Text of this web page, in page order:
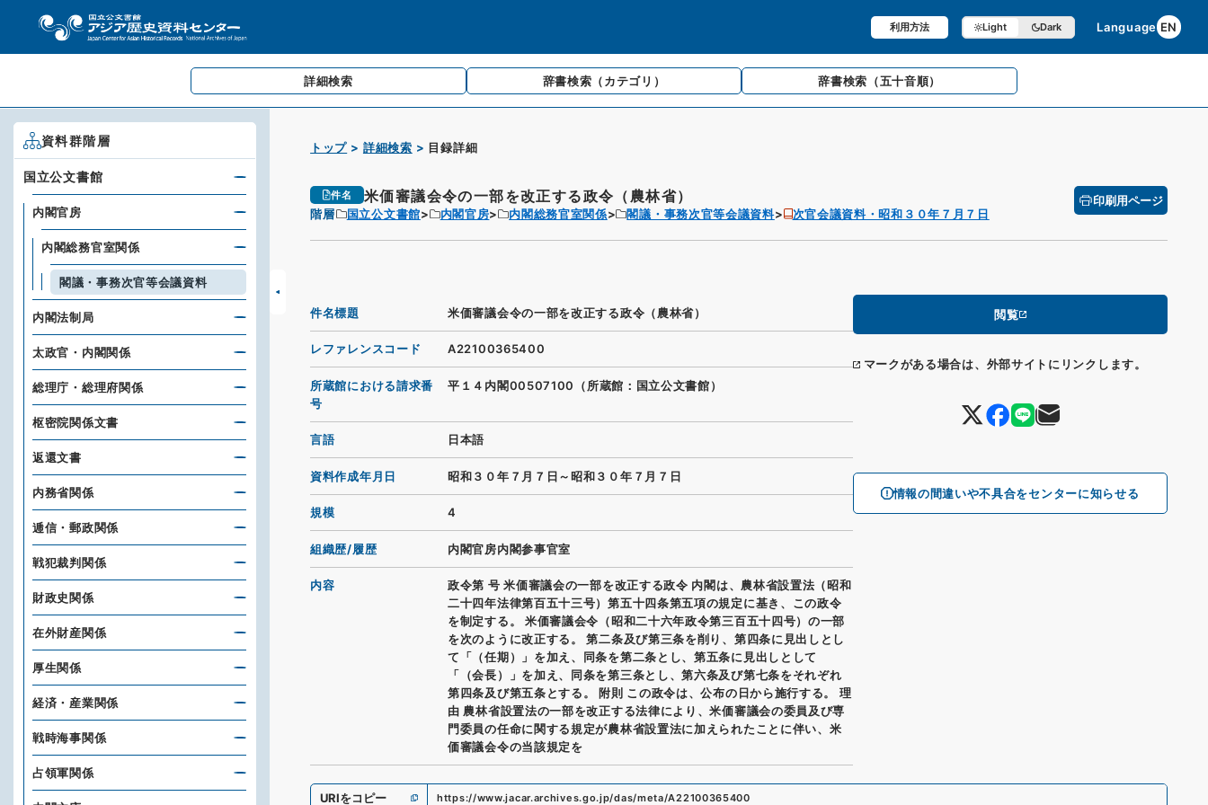
利用方法 Light Dark Language EN
詳細検索 辞書検索 （カテゴリ） 辞書検索 （五十音順）
トップ 詳細検索 目録詳細
件名 米価審議会令の一部を改正する政令（農林省）
階層 国立公文書館 内閣官房 内閣総務官室関係 閣議・事務次官等会議資料 次官会議資料・昭和３０年７月７日
印刷用ページ
閲覧
マークがある場合は、外部サイトにリンクします。
情報の間違いや不具合をセンターに知らせる
件名標題 米価審議会令の一部を改正する政令（農林省）
レファレンスコード A22100365400
所蔵館における請求番
号
平１４内閣00507100（所蔵館：国立公文書館）
言語 日本語
資料作成年月日 昭和３０年７月７日～昭和３０年７月７日
規模 4
組織歴/履歴 内閣官房内閣参事官室
内容
政令第 号 米価審議会の一部を改正する政令 内閣は、農林省設置法（昭和
二十四年法律第百五十三号）第五十四条第五項の規定に基き、この政令
を制定する。 米価審議会令（昭和二十六年政令第三百五十四号）の一部
を次のように改正する。 第二条及び第三条を削り、第四条に見出しとし
て「（任期）」を加え、同条を第二条とし、第五条に見出しとして
「（会長）」を加え、同条を第三条とし、第六条及び第七条をそれぞれ
第四条及び第五条とする。 附則 この政令は、公布の日から施行する。 理
由 農林省設置法の一部を改正する法律により、米価審議会の委員及び専
門委員の任命に関する規定が農林省設置法に加えられたことに伴い、米
価審議会令の当該規定を
URIをコピー https://www.jacar.archives.go.jp/das/meta/A22100365400
資料群階層
国立公文書館
内閣官房
内閣総務官室関係
閣議・事務次官等会議資料
内閣法制局
太政官・内閣関係
総理庁・総理府関係
枢密院関係文書
返還文書
内務省関係
逓信・郵政関係
戦犯裁判関係
財政史関係
在外財産関係
厚生関係
経済・産業関係
戦時海事関係
占領軍関係